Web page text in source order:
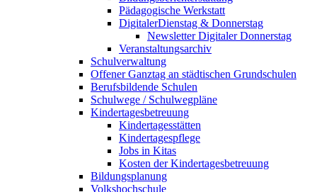
Pädagogische Werkstatt
DigitalerDienstag & Donnerstag
Newsletter Digitaler Donnerstag
Veranstaltungsarchiv
Schulverwaltung
Offener Ganztag an städtischen Grundschulen
Berufsbildende Schulen
Schulwege / Schulwegpläne
Kindertagesbetreuung
Kindertagesstätten
Kindertagespflege
Jobs in Kitas
Kosten der Kindertagesbetreuung
Bildungsplanung
Volkshochschule